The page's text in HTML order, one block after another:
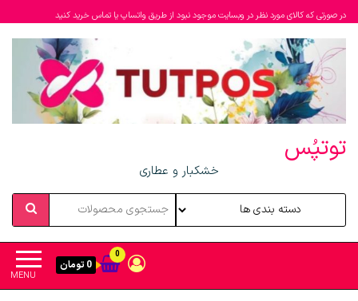
در صورتی که کالای مورد نظر در وبسایت موجود نبود از طریق واتساپ یا تماس خرید کنید
توتپُس
خشکبار و عطاری
MENU
0
0 تومان